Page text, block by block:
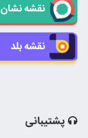
نقشه نشان
نقشه بلد
پشتیبانی